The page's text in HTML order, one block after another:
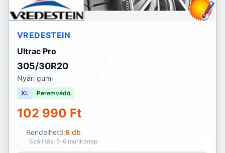
VREDESTEIN
Ultrac Pro
305/30R20
Nyári gumi
XL Peremvédő
102 990 Ft
Rendelhető:8 db
Szállítás: 5-6 munkanap